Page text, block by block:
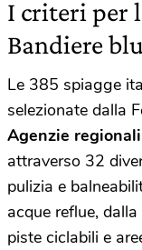
I criteri per
Bandiere
Le 385 spiagge
selezionate dalla
Agenzie
attraverso 32
pulizia e
acque reflue,
piste ciclabili e